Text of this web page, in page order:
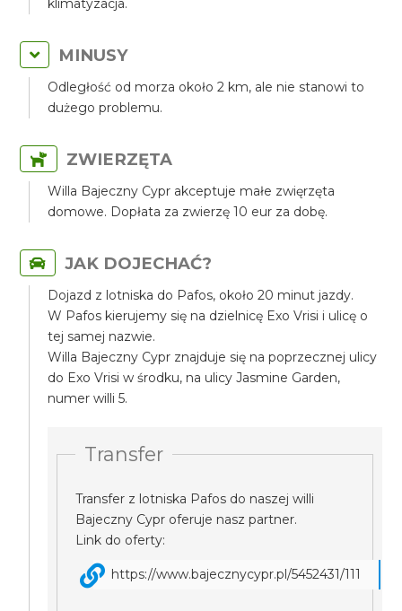
klimatyzacja.
MINUSY
Odległość od morza około 2 km, ale nie stanowi to
dużego problemu.
ZWIERZĘTA
Willa Bajeczny Cypr akceptuje małe zwięrzęta
domowe. Dopłata za zwierzę 10 eur za dobę.
JAK DOJECHAĆ?
Dojazd z lotniska do Pafos, około 20 minut jazdy.
W Pafos kierujemy się na dzielnicę Exo Vrisi i ulicę o
tej samej nazwie.
Willa Bajeczny Cypr znajduje się na poprzecznej ulicy
do Exo Vrisi w środku, na ulicy Jasmine Garden,
numer willi 5.
Transfer
Transfer z lotniska Pafos do naszej willi
Bajeczny Cypr oferuje nasz partner.
Link do oferty:
https://www.bajecznycypr.pl/5452431/111